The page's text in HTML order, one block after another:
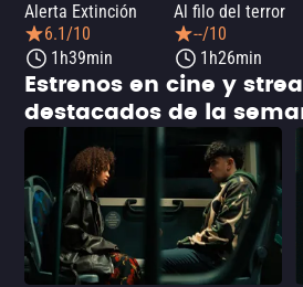
Alerta Extinción
6.1/10
1h39min
Al filo del terror
--/10
1h26min
Estrenos en cine y
destacados de la